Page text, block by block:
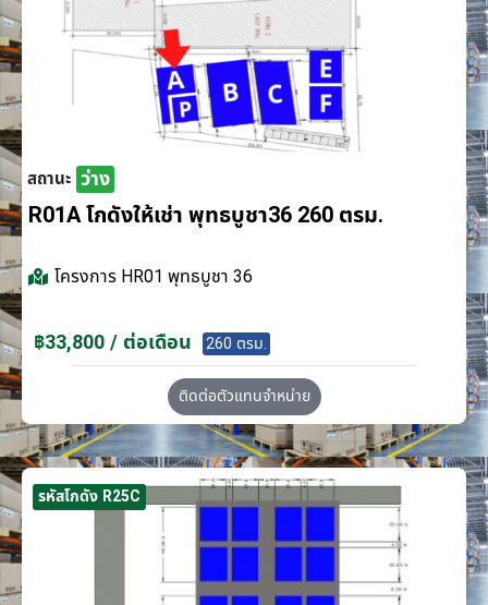
สถานะ ว่าง
R01A โกดังให้เช่า พุทธบูชา36 260 ตรม.
โครงการ HR01 พุทธบูชา 36
฿33,800 / ต่อเดือน 260 ตรม.
ติดต่อตัวแทนจำหน่าย
รหัสโกดัง R25C